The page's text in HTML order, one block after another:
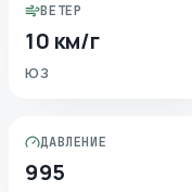
ВЕТЕР
10 км/г
ЮЗ
ДАВЛЕНИЕ
995